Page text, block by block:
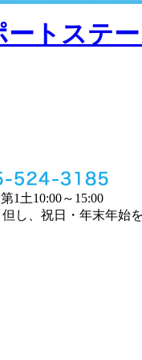
第1土10:00～15:00
但し、祝日・年末年始